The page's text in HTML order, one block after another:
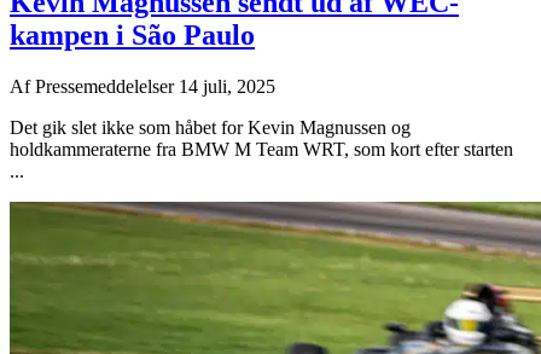
kampen i São Paulo
AfPressemeddelelser 14 juli, 2025
Det gik slet ikke som håbet for Kevin Magnussen og
holdkammeraterne fra BMW M Team WRT, som kort efter starten
...